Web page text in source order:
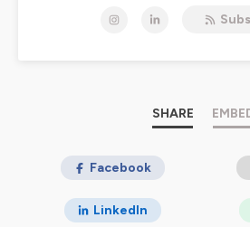
vous donne rendez-vous pour un
enfance, ou l’aide à domicile.
l’accompagnement, faire entendre
une image moderne et positive du
SHARE
Facebook
LinkedIn